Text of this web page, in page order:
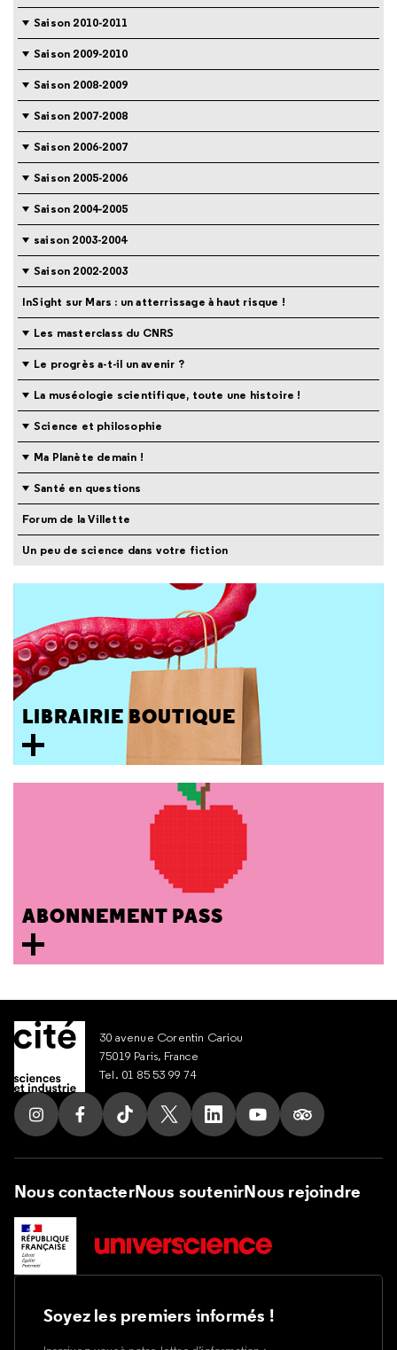
Saison 2010-2011
Saison 2009-2010
Saison 2008-2009
Saison 2007-2008
Saison 2006-2007
Saison 2005-2006
Saison 2004-2005
saison 2003-2004
Saison 2002-2003
InSight sur Mars : un atterrissage à haut risque !
Les masterclass du CNRS
Le progrès a-t-il un avenir ?
La muséologie scientifique, toute une histoire !
Science et philosophie
Ma Planète demain !
Santé en questions
Forum de la Villette
Un peu de science dans votre fiction
LIBRAIRIE BOUTIQUE
ABONNEMENT PASS
30 avenue Corentin Cariou
75019 Paris, France
Tel. 01 85 53 99 74
Suivez nous sur Instagram
Suivez nous sur Facebook
Suivez nous sur Tik Tok
Suivez nous sur X
Suivez nous sur LinkedIn
Suivez nous sur
Suivez nous
Nous contacterNous soutenirNous rejoindre
Soyez les premiers informés !